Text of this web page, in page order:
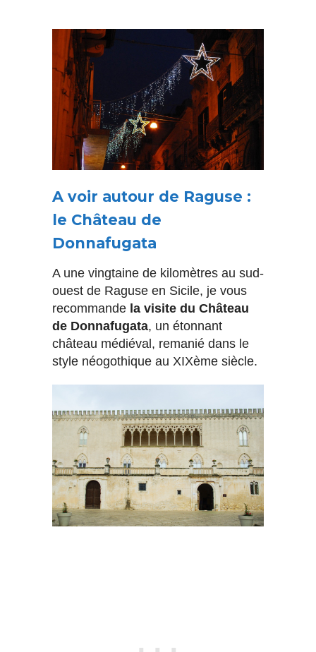
A voir autour de Raguse :
le Château de
Donnafugata
A une vingtaine de kilomètres au sud-
ouest de Raguse en Sicile, je vous
recommande la visite du Château
de Donnafugata, un étonnant
château médiéval, remanié dans le
style néogothique au XIXème siècle.